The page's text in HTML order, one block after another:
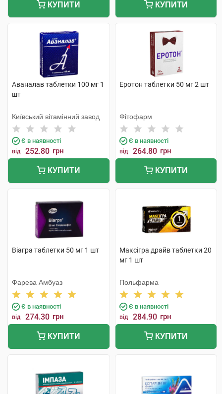
КУПИТИ КУПИТИ
Аваналав таблетки 100 мг 1
шт
Київський вітамінний завод
Є в наявності
від 252.80 грн
КУПИТИ
Еротон таблетки 50 мг 2 шт
Фітофарм
Є в наявності
від 264.80 грн
КУПИТИ
Віагра таблетки 50 мг 1 шт
Фарева Амбуаз
Є в наявності
від 274.30 грн
КУПИТИ
Максігра драйв таблетки 20
мг 1 шт
Польфарма
Є в наявності
від 284.90 грн
КУПИТИ